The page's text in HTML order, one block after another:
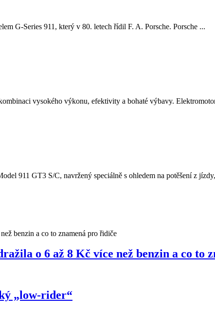
G-Series 911, který v 80. letech řídil F. A. Porsche. Porsche ...
vysokého výkonu, efektivity a bohaté výbavy.
911 GT3 S/C, navržený speciálně s ohledem na potěšení z
o 6 až 8 Kč více než benzin a co to
„low-rider“